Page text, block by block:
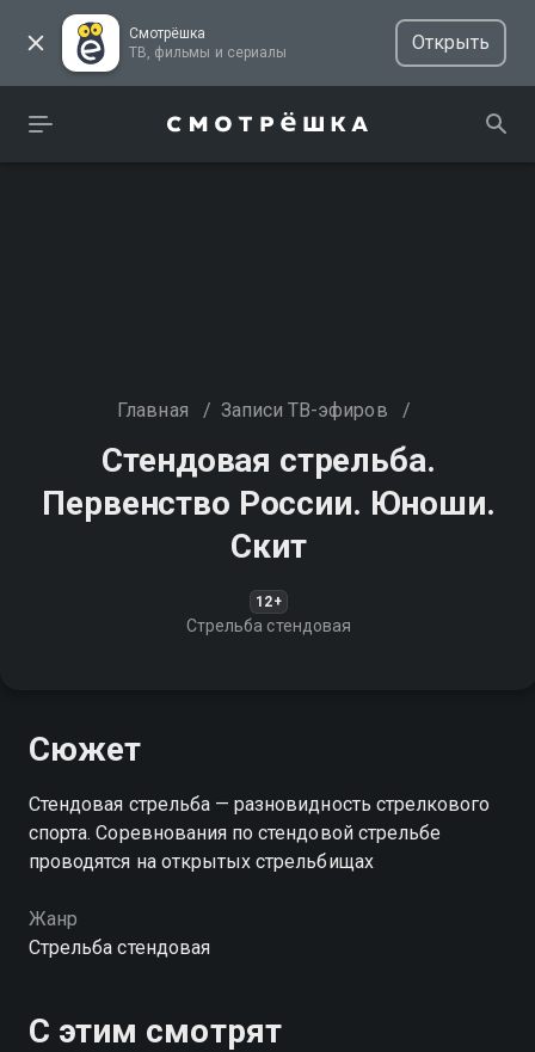
Смотрёшка
ТВ, фильмы и сериалы
Открыть
Главная / Записи ТВ-эфиров /
Стендовая стрельба.
Первенство России. Юноши.
Скит
12+
Стрельба стендовая
Сюжет
Стендовая стрельба — разновидность стрелкового
спорта. Соревнования по стендовой стрельбе
проводятся на открытых стрельбищах
Жанр
Стрельба стендовая
С этим смотрят